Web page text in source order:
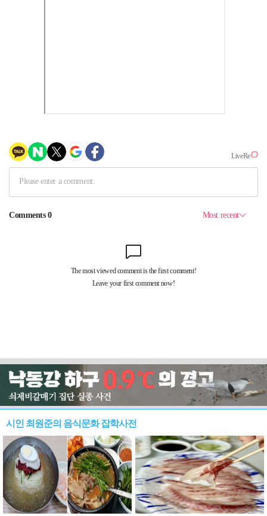
시인 최원준의 음식문화 잡학사전